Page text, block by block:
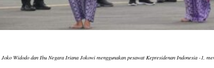
Widodo dan Ibu Negara Iriana Jokowi menggunakan pesawat Kepresidenan Indonesia -1,